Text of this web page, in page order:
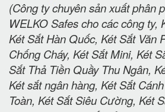
(Công ty chuyên sản xuất phân
WELKO Safes cho các công ty,
Két Sắt Hàn Quốc, Két Sắt Văn
Chống Cháy, Két Sắt Mini, Két
Sắt Thả Tiền Quầy Thu Ngân,
Két sắt ngân hàng, Két Sắt
Toàn, Két Sắt Siêu Cường, Két